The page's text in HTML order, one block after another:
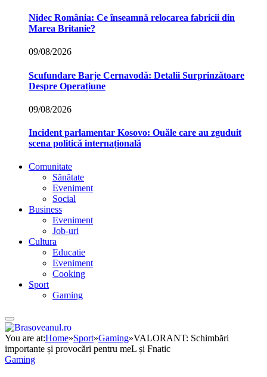
Nidec România: Ce înseamnă relocarea fabricii din
Marea Britanie?
09/08/2026
Scufundare Barje Cernavodă: Detalii Surprinzătoare
Despre Operațiune
09/08/2026
Incident parlamentar Kosovo: Ouăle care au zguduit
scena politică internațională
Comunitate
Sănătate
Eveniment
Social
Business
Eveniment
Job-uri
Cultura
Educatie
Eveniment
Cooking
Sport
Gaming
You are at:Home»Sport»Gaming»VALORANT: Schimbări
importante și provocări pentru meL și Fnatic
Gaming